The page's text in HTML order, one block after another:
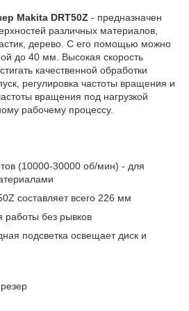
Makita DRT50Z - предназначен
различных материалов,
дерево. С его помощью можно
до 40 мм. Высокая скорость
качественной обработки
регулировка частоты вращения и
вращения под нагрузкой
рабочему процессу.
(10000-30000 об/мин) - для
составляет всего 226 мм
работы без рывков
подсветка освещает диск и